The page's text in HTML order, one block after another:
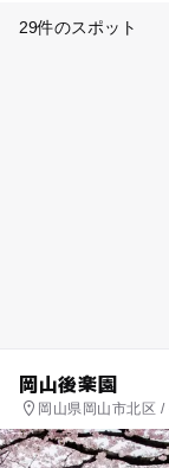
29件のスポット
岡山後楽園
岡山県岡山市北区 /